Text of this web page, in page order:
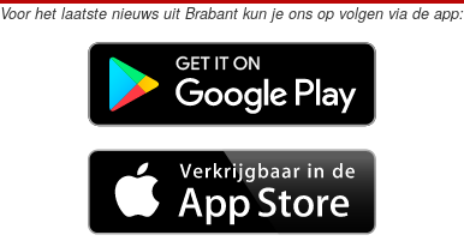
Voor het laatste nieuws uit Brabant kun je ons op volgen via de app: